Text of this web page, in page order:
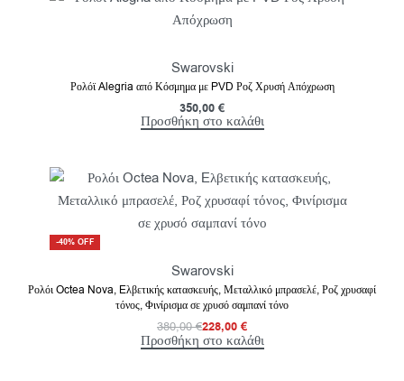
Swarovski
Ρολόϊ Alegria από Κόσμημα με PVD Ροζ Χρυσή Απόχρωση
350,00 €
Προσθήκη στο καλάθι
-40% OFF
Swarovski
Ρολόι Octea Nova, Eλβετικής κατασκευής, Μεταλλικό μπρασελέ, Ροζ χρυσαφί
τόνος, Φινίρισμα σε χρυσό σαμπανί τόνο
380,00€228,00 €
Προσθήκη στο καλάθι